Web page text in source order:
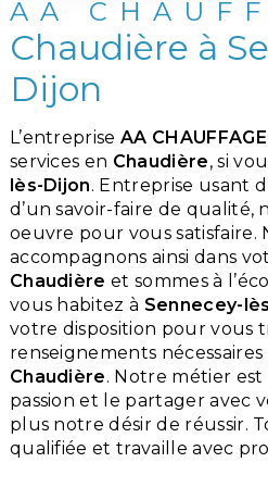
AA
Chaudière à
Dijon
L’entrepriseAA CHAUFFAGE
services en Chaudière, si
lès-Dijon. Entreprise usant
d’un savoir-faire de
oeuvre pour vous satisfaire.
accompagnons ainsi dans
Chaudière et sommes à
vous habitez à Sennecey-
votre disposition pour vous
renseignements
Chaudière. Notre métier
passion et le partager avec
plus notre désir de réussir.
qualifiée et travaille avec